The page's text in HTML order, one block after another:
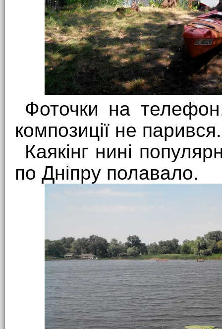
Фоточки на
композиції не
Каякінг нині
по Дніпру полавало.